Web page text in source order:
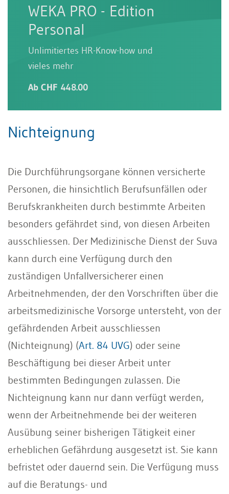
WEKA PRO - Edition
Personal
Unlimitiertes HR-Know-how und
vieles mehr
Ab CHF 448.00
Nichteignung
Die Durchführungsorgane können versicherte
Personen, die hinsichtlich Berufsunfällen oder
Berufskrankheiten durch bestimmte Arbeiten
besonders gefährdet sind, von diesen Arbeiten
ausschliessen. Der Medizinische Dienst der Suva
kann durch eine Verfügung durch den
zuständigen Unfallversicherer einen
Arbeitnehmenden, der den Vorschriften über die
arbeitsmedizinische Vorsorge untersteht, von der
gefährdenden Arbeit ausschliessen
(Nichteignung) (Art. 84 UVG) oder seine
Beschäftigung bei dieser Arbeit unter
bestimmten Bedingungen zulassen. Die
Nichteignung kann nur dann verfügt werden,
wenn der Arbeitnehmende bei der weiteren
Ausübung seiner bisherigen Tätigkeit einer
erheblichen Gefährdung ausgesetzt ist. Sie kann
befristet oder dauernd sein. Die Verfügung muss
auf die Beratungs- und